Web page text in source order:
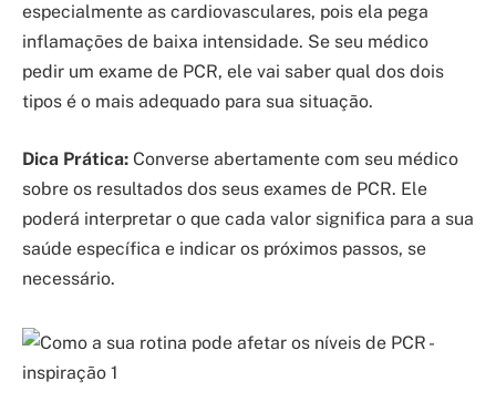
especialmente as cardiovasculares, pois ela pega
inflamações de baixa intensidade. Se seu médico
pedir um exame de PCR, ele vai saber qual dos dois
tipos é o mais adequado para sua situação.
Dica Prática: Converse abertamente com seu médico
sobre os resultados dos seus exames de PCR. Ele
poderá interpretar o que cada valor significa para a sua
saúde específica e indicar os próximos passos, se
necessário.